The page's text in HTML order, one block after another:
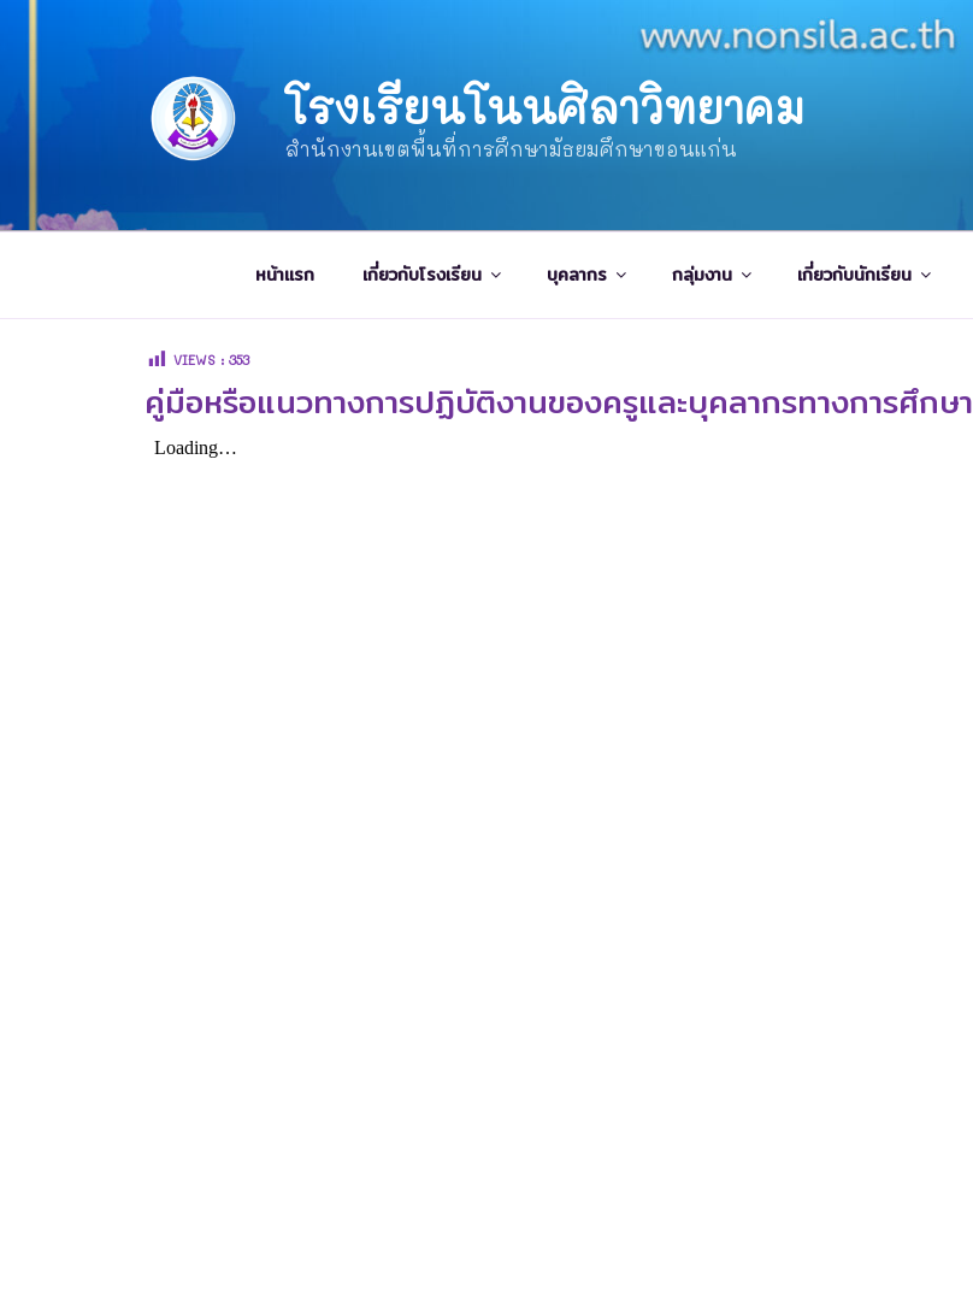
โรงเรียนโนนศิลาวิทยาคม
สำนักงานเขตพื้นที่การศึกษามัธยมศึกษาขอนแก่น
หน้าแรก เกี่ยวกับโรงเรียน บุคลากร กลุ่มงาน เกี่ยวกับนักเรียน
VIEWS : 353
คู่มือหรือแนวทางการปฏิบัติงานของครูและบุคลากรทางการศึกษา